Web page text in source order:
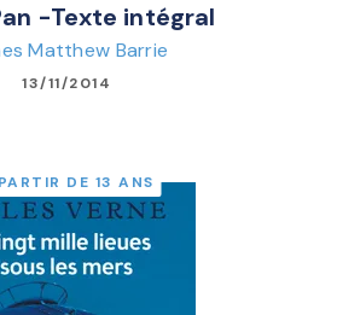
-Texte intégral
Matthew Barrie
13/11/2014
DE 13 ANS